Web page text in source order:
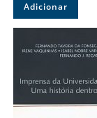
Adicionar